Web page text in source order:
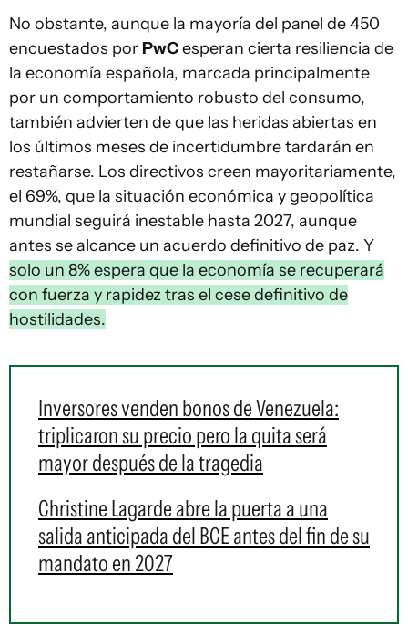
No obstante, aunque la mayoría del panel de 450
encuestados por PwCesperan cierta resiliencia de
la economía española, marcada principalmente
por un comportamiento robusto del consumo,
también advierten de que las heridas abiertas en
los últimos meses de incertidumbre tardarán en
restañarse. Los directivos creen mayoritariamente,
el 69%, que la situación económica y geopolítica
mundial seguirá inestable hasta 2027, aunque
antes se alcance un acuerdo definitivo de paz. Y
solo un 8% espera que la economía se recuperará
con fuerza y rapidez tras el cese definitivo de
hostilidades.
Inversores venden bonos de Venezuela:
triplicaron su precio pero la quita será
mayor después de la tragedia
Christine Lagarde abre la puerta a una
salida anticipada del BCE antes del fin de su
mandato en 2027